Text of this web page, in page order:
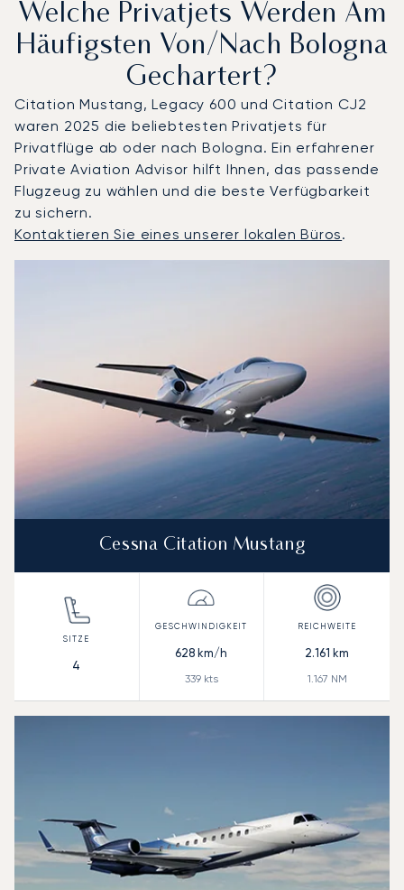
Welche Privatjets Werden Am
Häufigsten Von/nach Bologna
Gechartert?
Citation Mustang, Legacy 600 und Citation CJ2
waren 2025 die beliebtesten Privatjets für
Privatflüge ab oder nach Bologna. Ein erfahrener
Private Aviation Advisor hilft Ihnen, das passende
Flugzeug zu wählen und die beste Verfügbarkeit
zu sichern.
Kontaktieren Sie eines unserer lokalen Büros.
Cessna Citation Mustang
4
628 km/h
339kts
2.161 km
1.167 NM